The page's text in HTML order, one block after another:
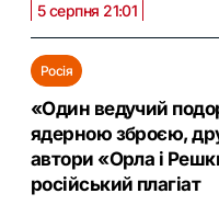
5 серпня 21:01
Росія
«Один ведучий
ядерною зброєю,
автори «Орла і
російський плагіат